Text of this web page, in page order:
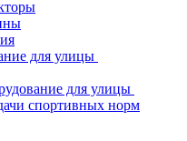
для улицы
для улицы
спортивных норм